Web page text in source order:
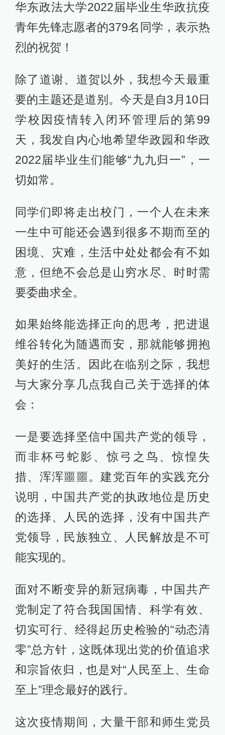
华东政法大学2022届毕业生华政抗疫
青年先锋志愿者的379名同学，表示热
烈的祝贺！
除了道谢、道贺以外，我想今天最重
要的主题还是道别。今天是自3月10日
学校因疫情转入闭环管理后的第99
天，我发自内心地希望华政园和华政
2022届毕业生们能够“九九归一”，一
切如常。
同学们即将走出校门，一个人在未来
一生中可能还会遇到很多不期而至的
困境、灾难，生活中处处都会有不如
意，但绝不会总是山穷水尽、时时需
要委曲求全。
如果始终能选择正向的思考，把进退
维谷转化为随遇而安，那就能够拥抱
美好的生活。因此在临别之际，我想
与大家分享几点我自己关于选择的体
会：
一是要选择坚信中国共产党的领导，
而非杯弓蛇影、惊弓之鸟、惊惶失
措、浑浑噩噩。建党百年的实践充分
说明，中国共产党的执政地位是历史
的选择、人民的选择，没有中国共产
党领导，民族独立、人民解放是不可
能实现的。
面对不断变异的新冠病毒，中国共产
党制定了符合我国国情、科学有效、
切实可行、经得起历史检验的“动态清
零”总方针，这既体现出党的价值追求
和宗旨依归，也是对“人民至上、生命
至上”理念最好的践行。
这次疫情期间，大量干部和师生党员